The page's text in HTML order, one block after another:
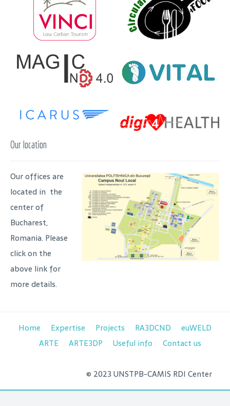
Our location
Our offices are
located in the
center of
Bucharest,
Romania. Please
click on the
above link for
more details.
Home Expertise Projects RA3DCND
euWELD
ARTE
ARTE3DP Useful info Contact us
© 2023 UNSTPB-CAMIS RDI Center